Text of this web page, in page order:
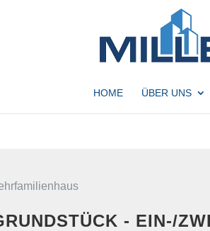
HOME ÜBER UNS
- EIN-/